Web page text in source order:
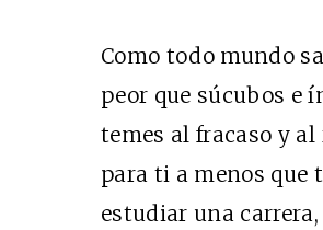
Como todo mundo
peor que súcubos e
temes al fracaso y
para ti a menos que
estudiar una